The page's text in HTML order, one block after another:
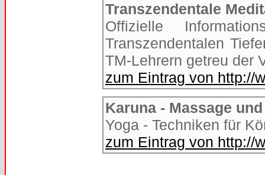
Transzendentale
Offizielle
Transzendentalen
TM-Lehrern getreu der
zum Eintrag von http://
Karuna - Massage
Yoga - Techniken für
zum Eintrag von http://